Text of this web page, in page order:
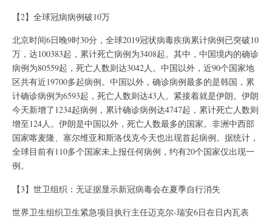
【2】全球冠病病例破10万
北京时间6日晚9时30分，全球2019冠状病毒疾病累计病例已突破10
万，达100383起，累计死亡病例为3408起。其中，中国境内的确诊
病例为80559起，死亡人数则达3042人。中国以外，近90个国家地
区共有近19700多起病例。中国以外，确诊病例最多的是韩国，累
计确诊病例为6593起，死亡人数则达43人。紧接着就是伊朗。伊朗
今天新增了1234起病例，累计确诊病例达4747起，累计死亡人数则
增至124人。伊朗是中国以外，死亡人数最多的国家。非洲中西部
国家喀麦隆、塞尔维亚和斯洛伐克今天也出现首起病例。据统计，
全球目前有110多个国家未上报任何病例，约有20个国家仅出现一
例。
【3】世卫组织：无证据显示新冠病毒会在夏季自行消失
世界卫生组织卫生紧急项目执行主任迈克尔-瑞安6日在日内瓦表